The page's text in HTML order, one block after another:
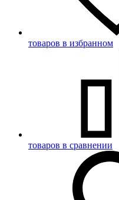
товаров в избранном
товаров в сравнении